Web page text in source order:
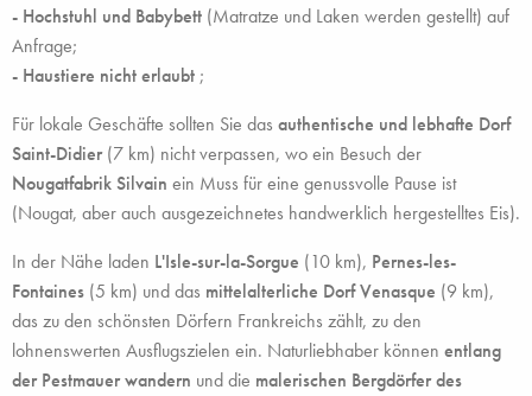
- Hochstuhl und Babybett (Matratze und Laken werden gestellt) auf
Anfrage;
- Haustiere nicht erlaubt ;
Für lokale Geschäfte sollten Sie das authentische und lebhafte Dorf
Saint-Didier(7 km) nicht verpassen, wo ein Besuch der
Nougatfabrik Silvain ein Muss für eine genussvolle Pause ist
(Nougat, aber auch ausgezeichnetes handwerklich hergestelltes Eis).
In der Nähe laden L'Isle-sur-la-Sorgue (10 km), Pernes-les-
Fontaines (5 km) und das mittelalterliche Dorf Venasque (9 km),
das zu den schönsten Dörfern Frankreichs zählt, zu den
lohnenswerten Ausflugszielen ein. Naturliebhaber können entlang
der Pestmauer wandern und die malerischen Bergdörfer des